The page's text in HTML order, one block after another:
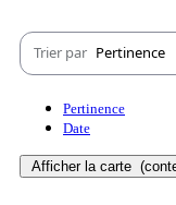
Trier par Pertinence
Pertinence
Date
Afficher la carte